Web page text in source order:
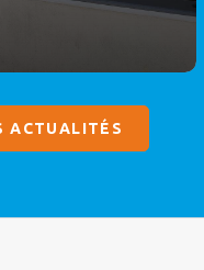
ACTUALITÉS